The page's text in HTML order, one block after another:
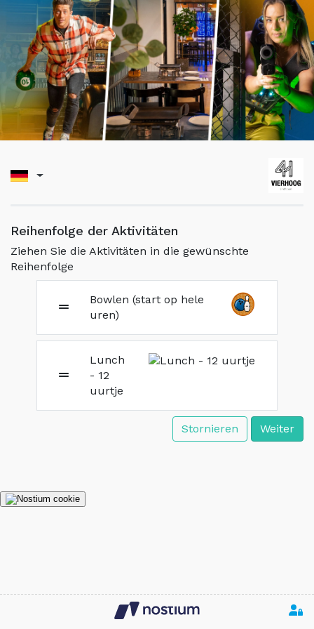
Reihenfolge der Aktivitäten
Ziehen Sie die Aktivitäten in die gewünschte
Reihenfolge
Bowlen (start op hele
uren)
Lunch
- 12
uurtje
Stornieren Weiter